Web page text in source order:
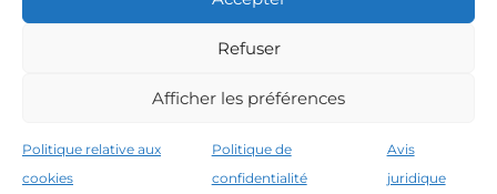
Refuser
Afficher les préférences
Politique relative aux
cookies
Politique de
confidentialité
Avis
juridique
Avis juridique
Politique de confidentialité
Instituto Hispánico de Murcia © 2026